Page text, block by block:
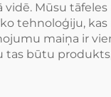
Mūsu
tehnoloģiju,
maiņa ir
tas būtu